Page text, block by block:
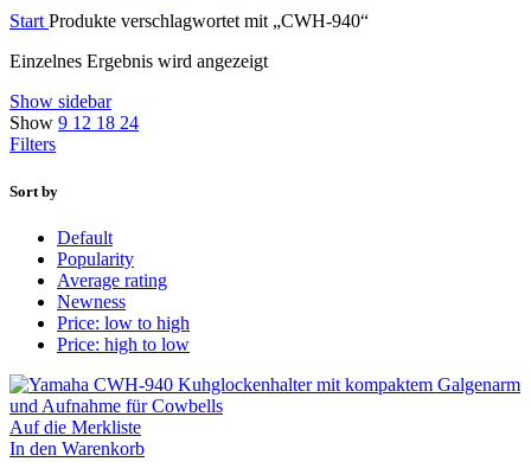
StartProdukte verschlagwortet mit „CWH-940“
Einzelnes Ergebnis wird angezeigt
Show sidebar
Show 9 12 18 24
Filters
Sort by
Default
Popularity
Average rating
Newness
Price: low to high
Price: high to low
Auf die Merkliste
In den Warenkorb